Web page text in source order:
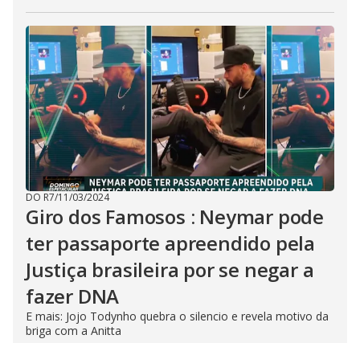
DO R7/11/03/2024
Giro dos Famosos : Neymar pode
ter passaporte apreendido pela
Justiça brasileira por se negar a
fazer DNA
E mais: Jojo Todynho quebra o silencio e revela motivo da
briga com a Anitta